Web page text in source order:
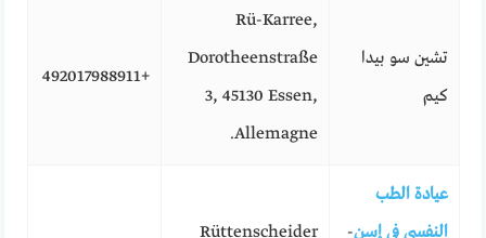
تشين سو بيدا
كيم
Rü-Karree,
Dorotheenstraße
3, 45130 Essen,
Allemagne.
+492017988911
عيادة الطب
النفسي في إسن-
Rüttenscheider